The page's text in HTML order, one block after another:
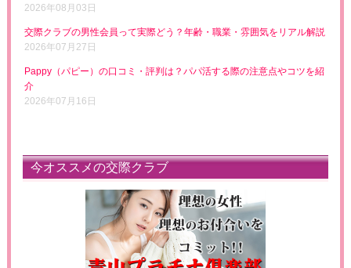
2026年08月03日
交際クラブの男性会員って実際どう？年齢・職業・雰囲気をリアル解説
2026年07月27日
Pappy（パピー）の口コミ・評判は？パパ活する際の注意点やコツを紹
介
2026年07月16日
今オススメの交際クラブ